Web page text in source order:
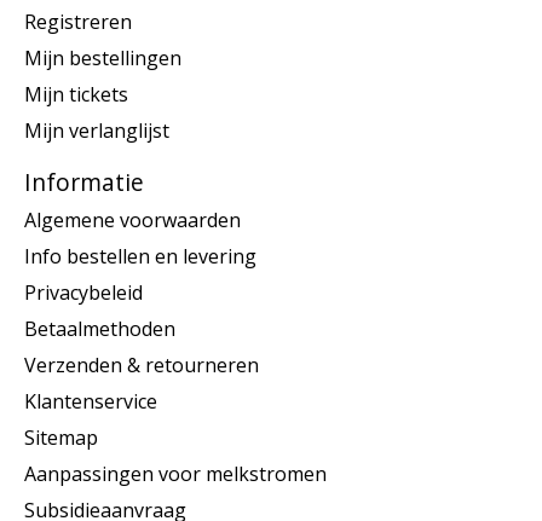
Registreren
Mijn bestellingen
Mijn tickets
Mijn verlanglijst
Informatie
Algemene voorwaarden
Info bestellen en levering
Privacybeleid
Betaalmethoden
Verzenden & retourneren
Klantenservice
Sitemap
Aanpassingen voor melkstromen
Subsidieaanvraag